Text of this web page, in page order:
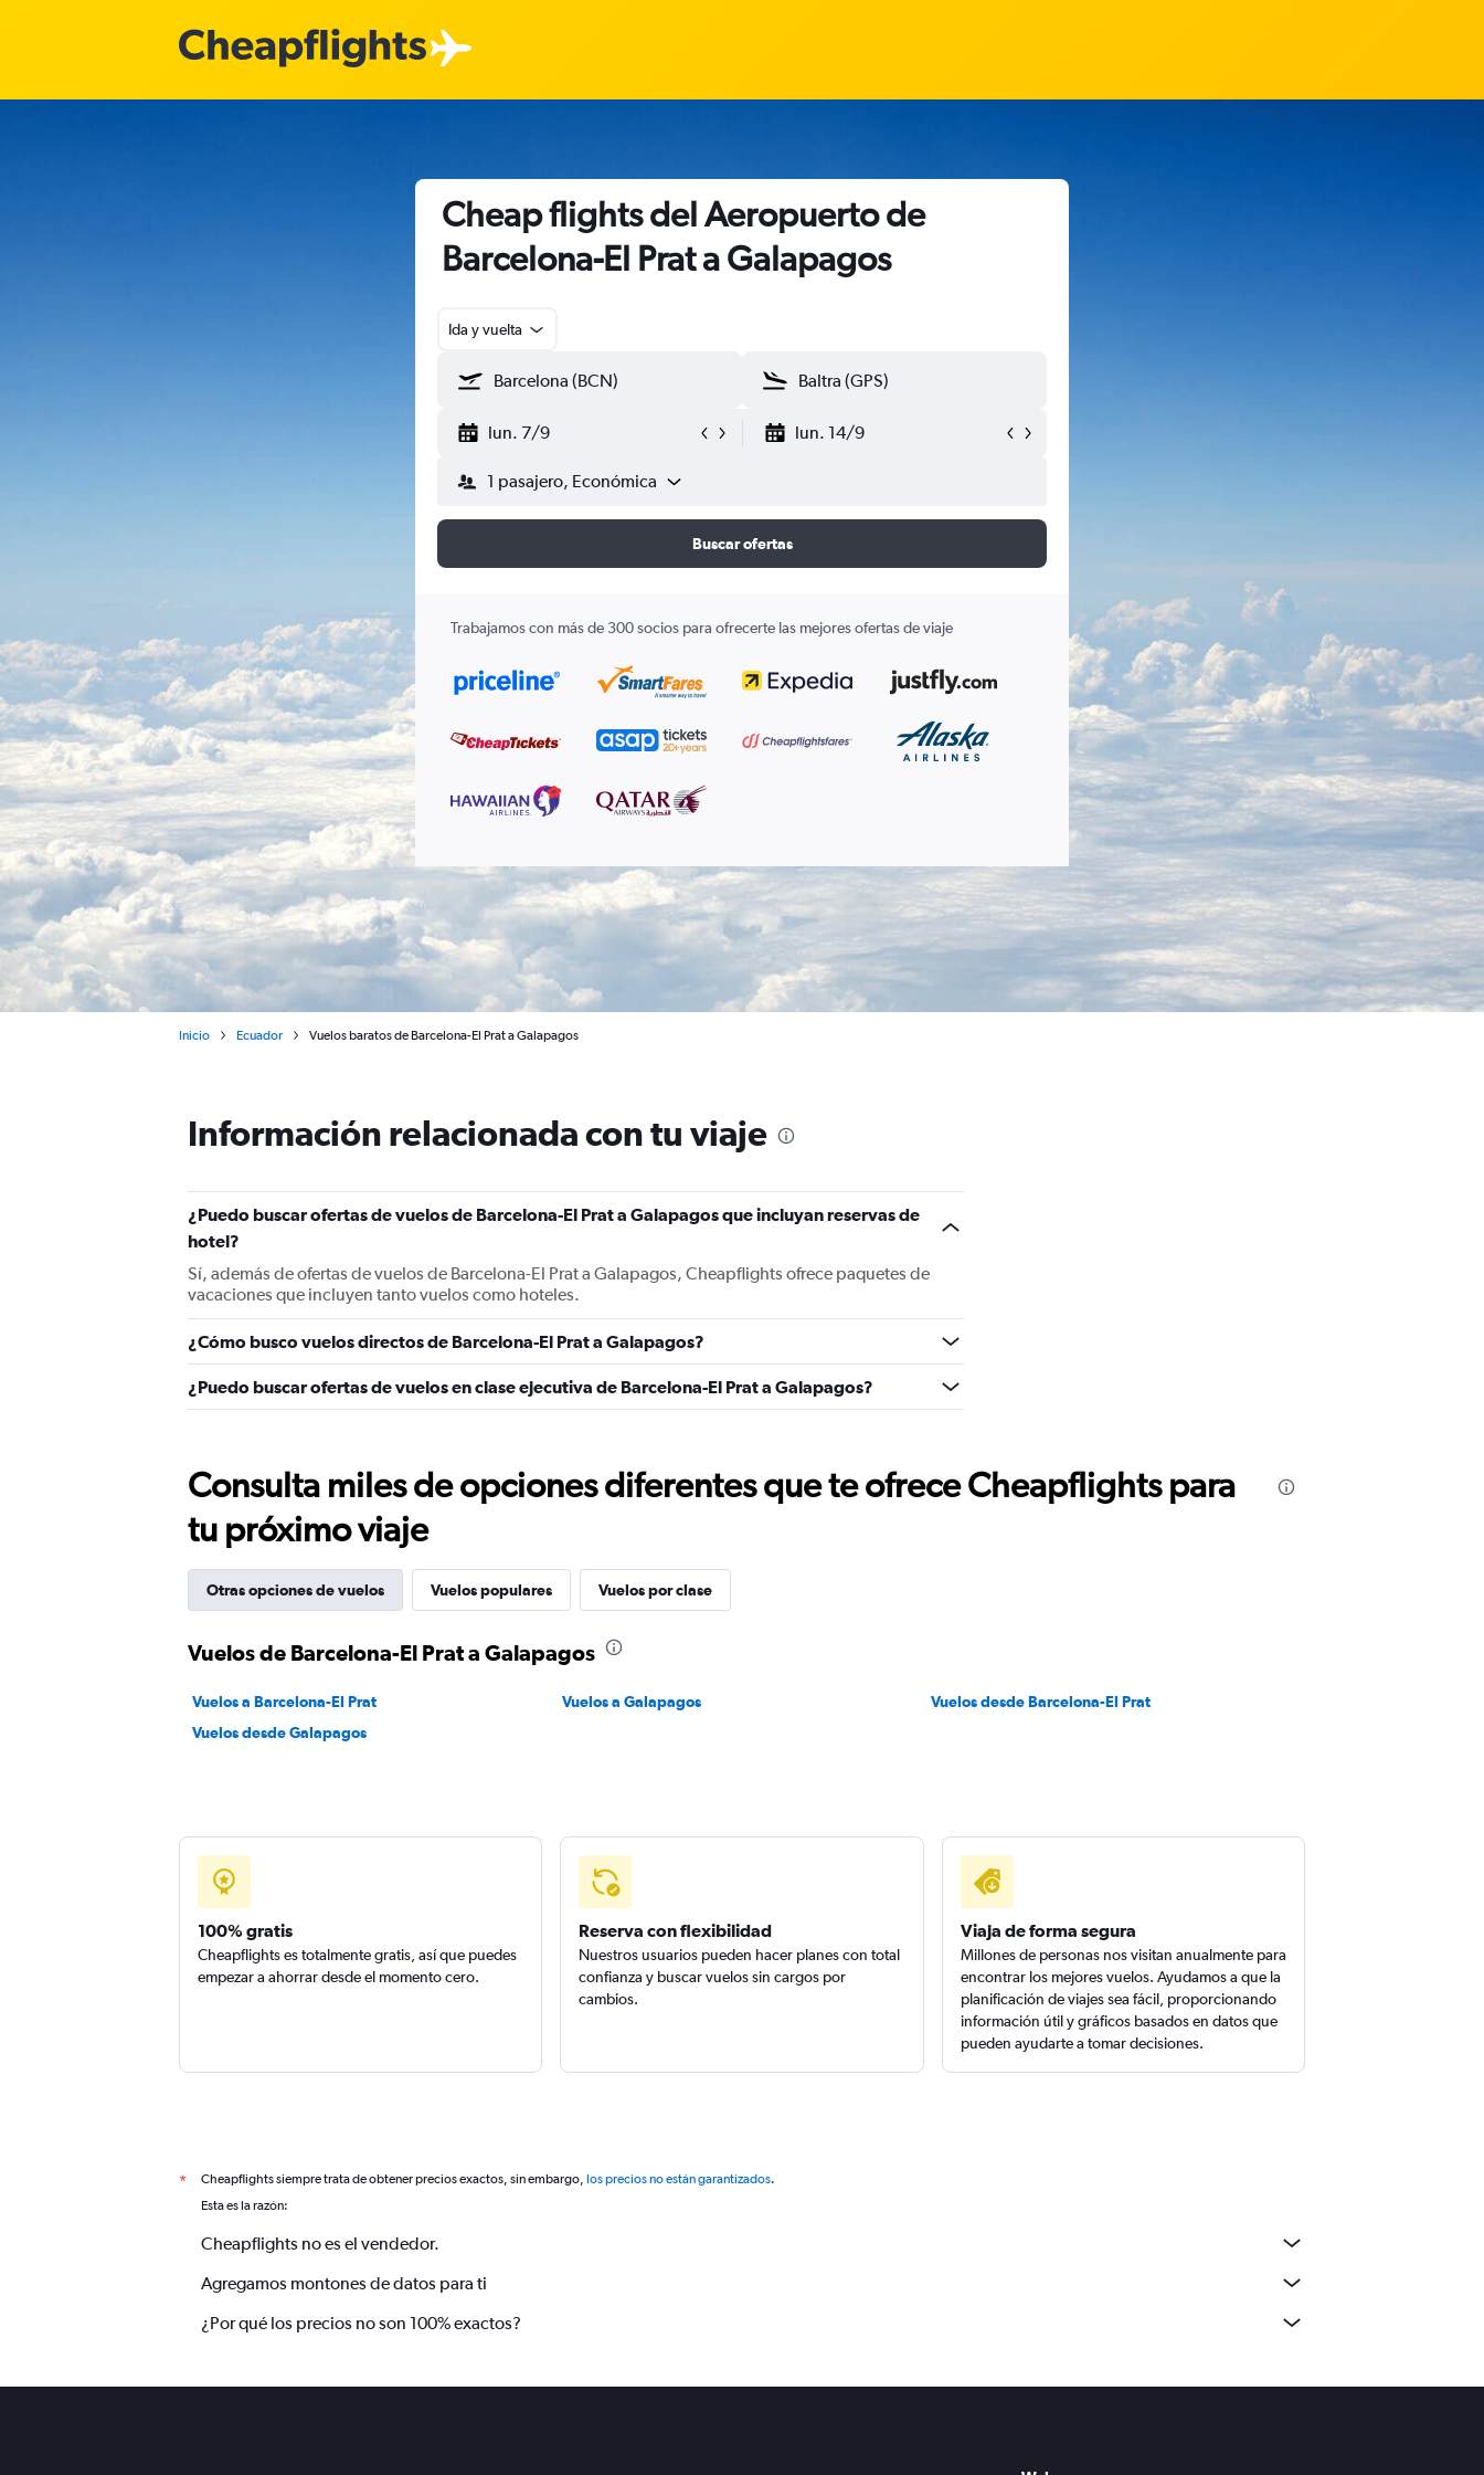
Cheap flights del Aeropuerto de
Barcelona-El Prat a Galapagos
Ida y vuelta
lun. 7/9 lun. 14/9
1 pasajero, Económica
Buscar ofertas
Trabajamos con más de 300 socios para ofrecerte las mejores ofertas de viaje
Inicio Ecuador Vuelos baratos de Barcelona-El Prat a Galapagos
Información relacionada con tu viaje
¿Puedo buscar ofertas de vuelos de Barcelona-El Prat a Galapagos que incluyan reservas de
hotel?
Sí, además de ofertas de vuelos de Barcelona-El Prat a Galapagos, Cheapflights ofrece paquetes de
vacaciones que incluyen tanto vuelos como hoteles.
¿Cómo busco vuelos directos de Barcelona-El Prat a Galapagos?
¿Puedo buscar ofertas de vuelos en clase ejecutiva de Barcelona-El Prat a Galapagos?
Consulta miles de opciones diferentes que te ofrece Cheapflights para
tu próximo viaje
Otras opciones de vuelos Vuelos populares Vuelos por clase
Vuelos de Barcelona-El Prat a Galapagos
Vuelos a Barcelona-El Prat Vuelos a Galapagos
Vuelos desde Barcelona-El Prat
Vuelos desde Galapagos
100% gratis
Cheapflights es totalmente gratis, así que puedes
empezar a ahorrar desde el momento cero.
Reserva con flexibilidad
Nuestros usuarios pueden hacer planes con total
confianza y buscar vuelos sin cargos por
cambios.
Viaja de forma segura
Millones de personas nos visitan anualmente para
encontrar los mejores vuelos. Ayudamos a que la
planificación de viajes sea fácil, proporcionando
información útil y gráficos basados en datos que
pueden ayudarte a tomar decisiones.
* Cheapflights siempre trata de obtener precios exactos, sin embargo, los precios no están garantizados.
Esta es la razón:
Cheapflights no es el vendedor.
Agregamos montones de datos para ti
¿Por qué los precios no son 100% exactos?